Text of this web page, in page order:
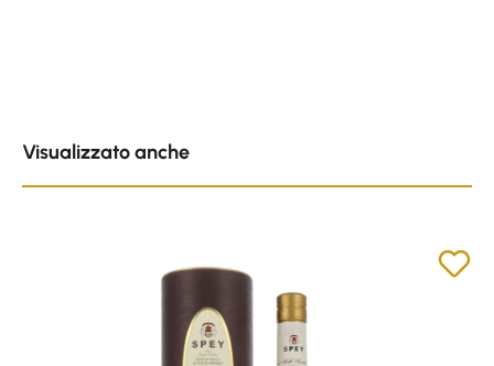
Visualizzato anche